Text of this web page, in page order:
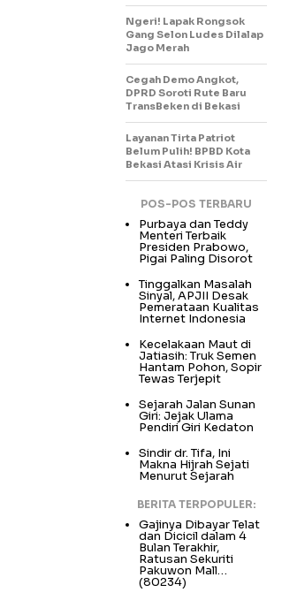
Ngeri! Lapak Rongsok
Gang Selon Ludes Dilalap
Jago Merah
Cegah Demo Angkot,
DPRD Soroti Rute Baru
TransBeken di Bekasi
Layanan Tirta Patriot
Belum Pulih! BPBD Kota
Bekasi Atasi Krisis Air
POS-POS TERBARU
Purbaya dan Teddy
Menteri Terbaik
Presiden Prabowo,
Pigai Paling Disorot
Tinggalkan Masalah
Sinyal, APJII Desak
Pemerataan Kualitas
Internet Indonesia
Kecelakaan Maut di
Jatiasih: Truk Semen
Hantam Pohon, Sopir
Tewas Terjepit
Sejarah Jalan Sunan
Giri: Jejak Ulama
Pendiri Giri Kedaton
Sindir dr. Tifa, Ini
Makna Hijrah Sejati
Menurut Sejarah
BERITA TERPOPULER:
Gajinya Dibayar Telat
dan Dicicil dalam 4
Bulan Terakhir,
Ratusan Sekuriti
Pakuwon Mall…
(80234)